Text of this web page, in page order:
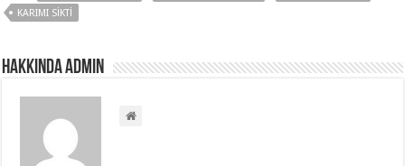
KARIMI SIKTI
Hakkında admin